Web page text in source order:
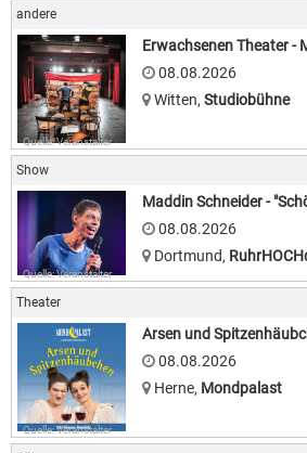
andere
Quelle: Veranstalter
Erwachsenen Theater -
08.08.2026
Witten, Studiobühne
Show
Quelle: Veranstalter
Maddin Schneider -
08.08.2026
Dortmund,
Theater
Quelle: Veranstalter
Arsen und
08.08.2026
Herne, Mondpalast